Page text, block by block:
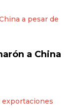
a China